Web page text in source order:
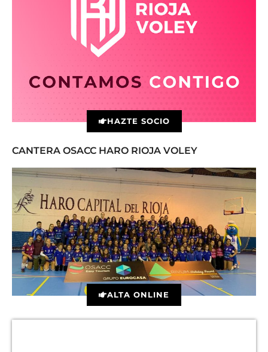
HAZTE SOCIO
CANTERA OSACC HARO RIOJA VOLEY
ALTA ONLINE